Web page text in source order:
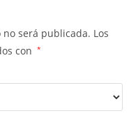
será publicada. Los
con
*